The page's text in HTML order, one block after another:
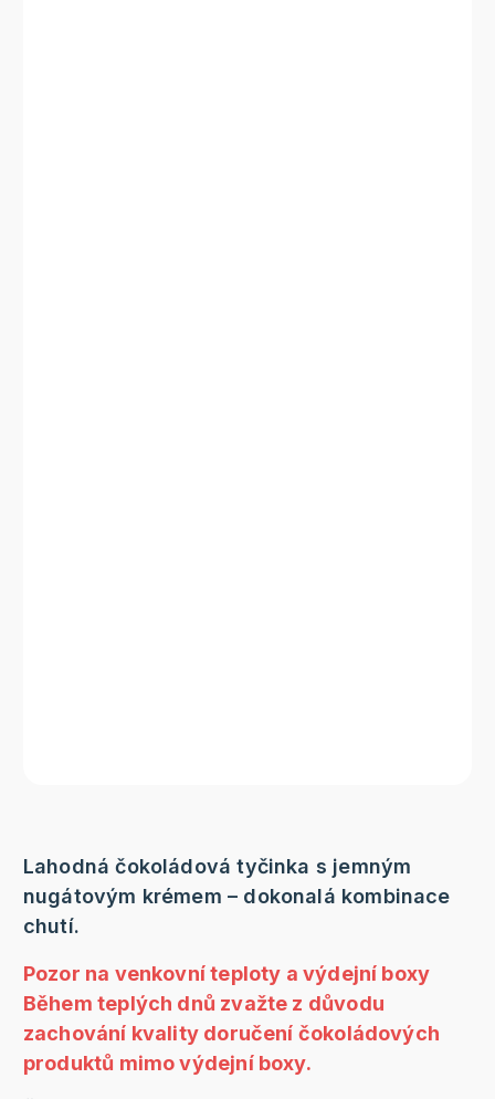
Lahodná čokoládová tyčinka s jemným
nugátovým krémem – dokonalá kombinace
chutí.
Pozor na venkovní teploty a výdejní boxy
Během teplých dnů zvažte z důvodu
zachování kvality doručení čokoládových
produktů mimo výdejní boxy.